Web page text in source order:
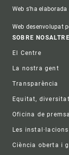
Web s'ha
Web desenvolupat
SOBRE
El Centre
La nostra gent
Transparència
Equitat,
Oficina de premsa
Les instal·lacions
Ciència oberta i